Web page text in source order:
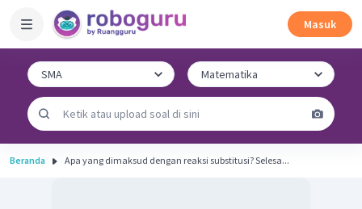
Masuk
Beranda Apa yang dimaksud dengan reaksi substitusi? Selesa...